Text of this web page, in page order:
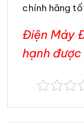
chính hãng
Điện Máy
hạnh